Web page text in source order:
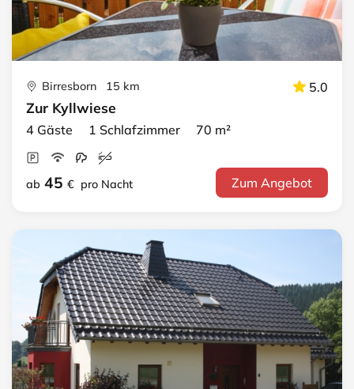
Birresborn 15 km 5.0
Zur Kyllwiese
4 Gäste 1 Schlafzimmer 70 m²
ab 45 € pro Nacht Zum Angebot